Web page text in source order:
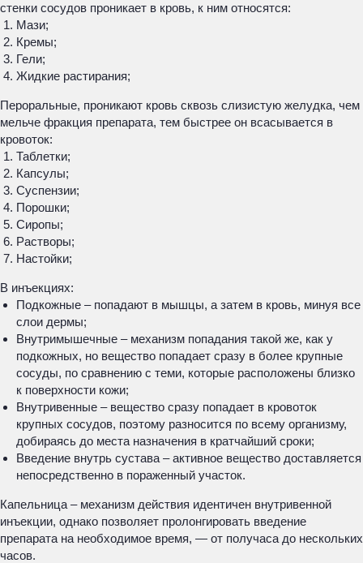
стенки сосудов проникает в кровь, к ним относятся:
Мази;
Кремы;
Гели;
Жидкие растирания;
Пероральные, проникают кровь сквозь слизистую желудка, чем
мельче фракция препарата, тем быстрее он всасывается в
кровоток:
Таблетки;
Капсулы;
Суспензии;
Порошки;
Сиропы;
Растворы;
Настойки;
В инъекциях:
Подкожные – попадают в мышцы, а затем в кровь, минуя все
слои дермы;
Внутримышечные – механизм попадания такой же, как у
подкожных, но вещество попадает сразу в более крупные
сосуды, по сравнению с теми, которые расположены близко
к поверхности кожи;
Внутривенные – вещество сразу попадает в кровоток
крупных сосудов, поэтому разносится по всему организму,
добираясь до места назначения в кратчайший сроки;
Введение внутрь сустава – активное вещество доставляется
непосредственно в пораженный участок.
Капельница – механизм действия идентичен внутривенной
инъекции, однако позволяет пролонгировать введение
препарата на необходимое время, — от получаса до нескольких
часов.